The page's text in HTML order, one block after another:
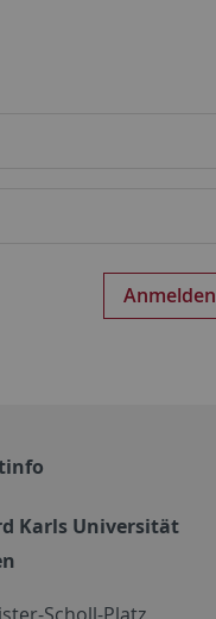
Anmelden
Karls Universität